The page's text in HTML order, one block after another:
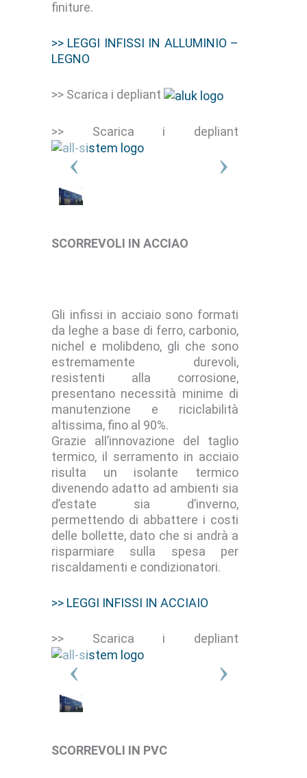
finiture.
>> LEGGI INFISSI IN ALLUMINIO –
LEGNO
>> Scarica i depliant
>> Scarica i depliant
SCORREVOLI IN ACCIAO
Gli infissi in acciaio sono formati
da leghe a base di ferro, carbonio,
nichel e molibdeno, gli che sono
estremamente durevoli,
resistenti alla corrosione,
presentano necessità minime di
manutenzione e riciclabilità
altissima, fino al 90%.
Grazie all’innovazione del taglio
termico, il serramento in acciaio
risulta un isolante termico
divenendo adatto ad ambienti sia
d’estate sia d’inverno,
permettendo di abbattere i costi
delle bollette, dato che si andrà a
risparmiare sulla spesa per
riscaldamenti e condizionatori.
>> LEGGI INFISSI IN ACCIAIO
>> Scarica i depliant
SCORREVOLI IN PVC